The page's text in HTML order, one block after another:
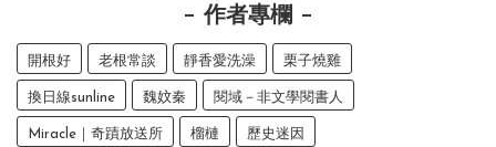
作者專欄
開根好 老根常談 靜香愛洗澡 栗子燒雞
換日線sunline 魏妏秦 閱域－非文學閱書人
Miracle｜奇蹟放送所 榴槤 歷史迷因